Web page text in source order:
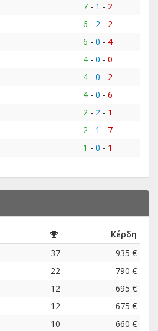
7- 1 - 2
6 - 2- 2
6 - 0 - 4
4- 0 - 0
4- 0 - 2
4- 0 - 6
2- 2- 1
2- 1 - 7
1 - 0 - 1
Κέρδη
37
935 €
22
790 €
12
695 €
12
675 €
10
660 €